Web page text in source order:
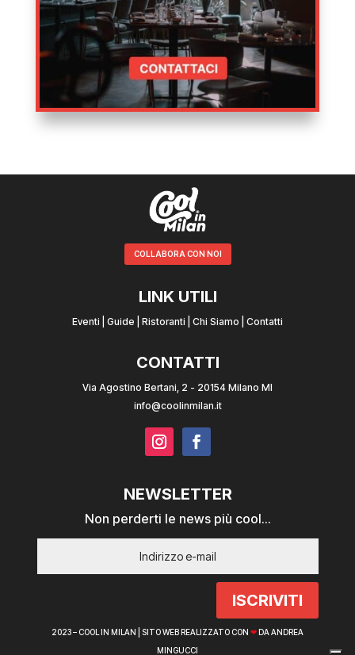
COLLABORA CON NOI
LINK UTILI
Eventi Guide Ristoranti Chi Siamo Contatti
CONTATTI
Via Agostino Bertani, 2 - 20154 Milano MI
info@coolinmilan.it
NEWSLETTER
Non perderti le news più cool...
ISCRIVITI
2023 – COOL IN MILAN | SITO WEB REALIZZATO CON ❤DA ANDREA
MINGUCCI